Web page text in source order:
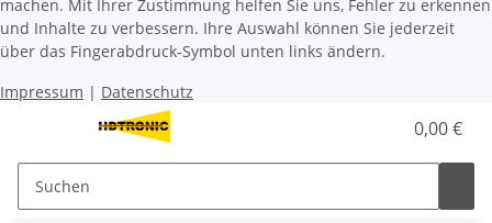
machen. Mit Ihrer Zustimmung helfen Sie uns, Fehler zu erkennen
und Inhalte zu verbessern. Ihre Auswahl können Sie jederzeit
über das Fingerabdruck-Symbol unten links ändern.
Impressum | Datenschutz
0,00 €